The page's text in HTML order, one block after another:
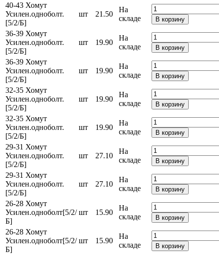
40-43 Хомут
Усилен.одноболт.
[5/2/Б]
шт 21.50
На
складе
В корзину
36-39 Хомут
Усилен.одноболт.
[5/2/Б]
шт 19.90
На
складе
В корзину
36-39 Хомут
Усилен.одноболт.
[5/2/Б]
шт 19.90
На
складе
В корзину
32-35 Хомут
Усилен.одноболт.
[5/2/Б]
шт 19.90
На
складе
В корзину
32-35 Хомут
Усилен.одноболт.
[5/2/Б]
шт 19.90
На
складе
В корзину
29-31 Хомут
Усилен.одноболт.
[5/2/Б]
шт 27.10
На
складе
В корзину
29-31 Хомут
Усилен.одноболт.
[5/2/Б]
шт 27.10
На
складе
В корзину
26-28 Хомут
Усилен.одноболт[5/2/
Б]
шт 15.90
На
складе
В корзину
26-28 Хомут
Усилен.одноболт[5/2/
Б]
шт 15.90
На
складе
В корзину